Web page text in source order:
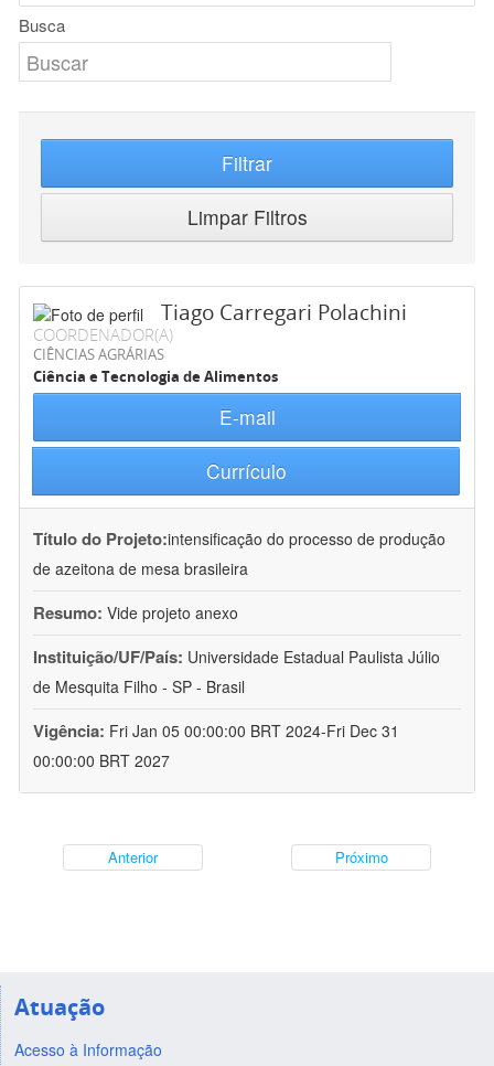
Busca
Filtrar
Limpar Filtros
Tiago Carregari Polachini
COORDENADOR(A)
CIÊNCIAS AGRÁRIAS
Ciência e Tecnologia de Alimentos
E-mail
Currículo
Título do Projeto:intensificação do processo de produção
de azeitona de mesa brasileira
Resumo: Vide projeto anexo
Instituição/UF/País: Universidade Estadual Paulista Júlio
de Mesquita Filho - SP - Brasil
Vigência: Fri Jan 05 00:00:00 BRT 2024-Fri Dec 31
00:00:00 BRT 2027
Anterior Próximo
Atuação
Acesso à Informação